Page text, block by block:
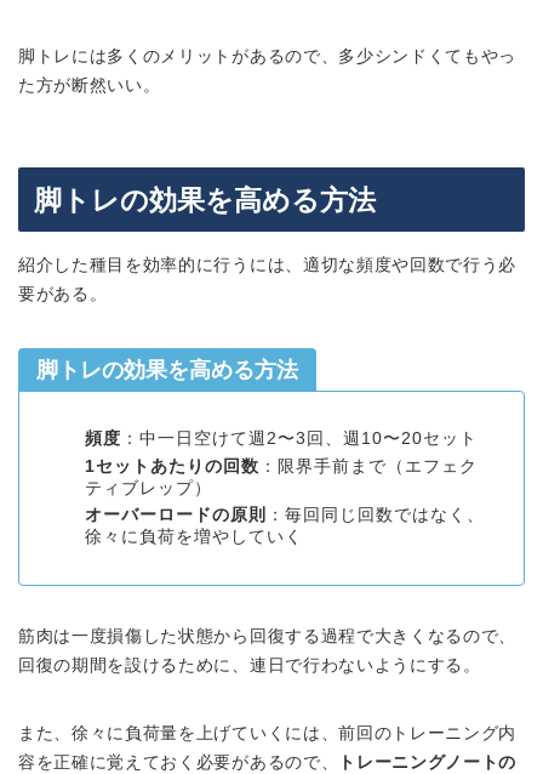
脚トレには多くのメリットがあるので、多少シンドくてもやっ
た方が断然いい。
脚トレの効果を高める方法
紹介した種目を効率的に行うには、適切な頻度や回数で行う必
要がある。
脚トレの効果を高める方法
頻度 ：中一日空けて週2〜3回、週10〜20セット
1セットあたりの回数 ：限界手前まで（エフェク
ティブレップ）
オーバーロードの原則
：毎回同じ回数ではなく、
徐々に負荷を増やしていく
筋肉は一度損傷した状態から回復する過程で大きくなるので、
回復の期間を設けるために、連日で行わないようにする。
また、徐々に負荷量を上げていくには、前回のトレーニング内
容を正確に覚えておく必要があるので、
トレーニングノートの